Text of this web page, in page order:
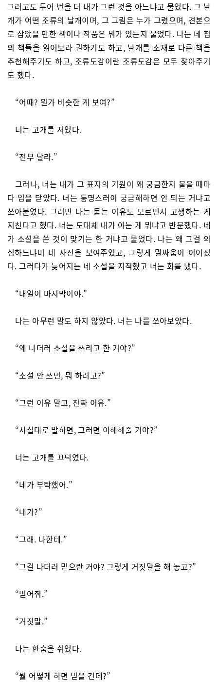
그러고도 두어 번을 더 내가 그런 것을 아느냐고 물었다. 그 날
개가 어떤 조류의 날개이며, 그 그림은 누가 그렸으며, 견본으
로 삼았을 만한 책이나 작품은 뭐가 있는지 물었다. 나는 네 집
의 책들을 읽어보라 권하기도 하고, 날개를 소재로 다룬 책을
추천해주기도 하고, 조류도감이란 조류도감은 모두 찾아주기
도 했다.
“어때? 뭔가 비슷한 게 보여?”
너는 고개를 저었다.
“전부 달라.”
그러나, 너는 내가 그 표지의 기원이 왜 궁금한지 물을 때마
다 입을 닫았다. 너는 퉁명스러이 궁금해하면 안 되는 거냐고
쏘아붙였다. 그러면 나는 묻는 이유도 모르면서 고생하는 게
지친다고 했다. 너는 도대체 내가 아는 게 뭐냐고 반문했다. 네
가 소설을 쓴 것이 맞기는 한 거냐고 물었다. 나는 왜 그걸 의
심하느냐며 네 사진을 보여주었고, 그렇게 말싸움이 이어졌
다. 그러다가 늦어지는 네 소설을 지적했고 너는 화를 냈다.
“내일이 마지막이야.”
나는 아무런 말도 하지 않았다. 너는 나를 쏘아보았다.
“왜 나더러 소설을 쓰라고 한 거야?”
“소설 안 쓰면, 뭐 하려고?”
“그런 이유 말고, 진짜 이유.”
“사실대로 말하면, 그러면 이해해줄 거야?”
너는 고개를 끄덕였다.
“네가 부탁했어.”
“내가?”
“그래. 나한테.”
“그걸 나더러 믿으란 거야? 그렇게 거짓말을 해 놓고?”
“믿어줘.”
“거짓말.”
나는 한숨을 쉬었다.
“뭘 어떻게 하면 믿을 건데?”